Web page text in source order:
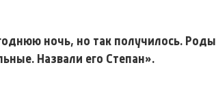
ночь, но так получилось. Роды
Назвали его Степан».